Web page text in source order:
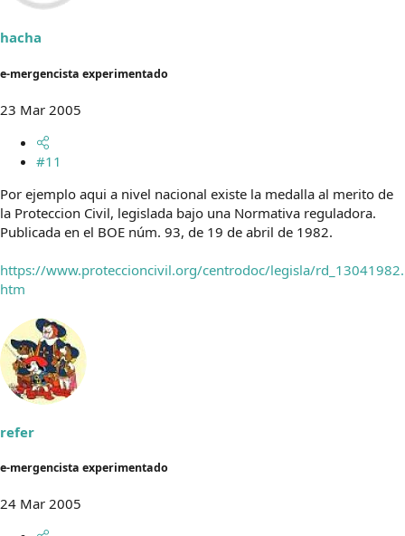
hacha
e-mergencista experimentado
23 Mar 2005
#11
Por ejemplo aqui a nivel nacional existe la medalla al merito de
la Proteccion Civil, legislada bajo una Normativa reguladora.
Publicada en el BOE núm. 93, de 19 de abril de 1982.
https://www.proteccioncivil.org/centrodoc/legisla/rd_13041982.
htm
refer
e-mergencista experimentado
24 Mar 2005